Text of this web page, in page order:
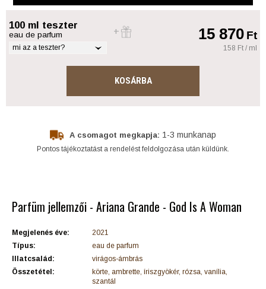
100 ml teszter
eau de parfum
mi az a teszter?
15 870Ft
158 Ft / ml
KOSÁRBA
A csomagot megkapja: 1-3 munkanap
Pontos tájékoztatást a rendelést feldolgozása után küldünk.
Parfüm jellemzői - Ariana Grande - God Is A Woman
Megjelenés éve:
2021
Típus:
eau de parfum
Illatcsalád:
virágos-ámbrás
Összetétel:
körte, ambrette, íriszgyökér, rózsa, vanília,
szantál